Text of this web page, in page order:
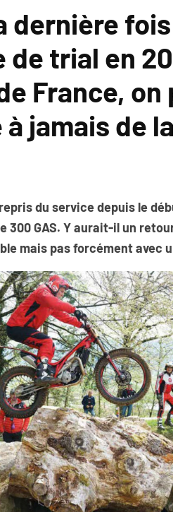
dernière
de trial en
France,
jamais de
du service depuis le
300 GAS. Y aurait-il un
mais pas forcément avec